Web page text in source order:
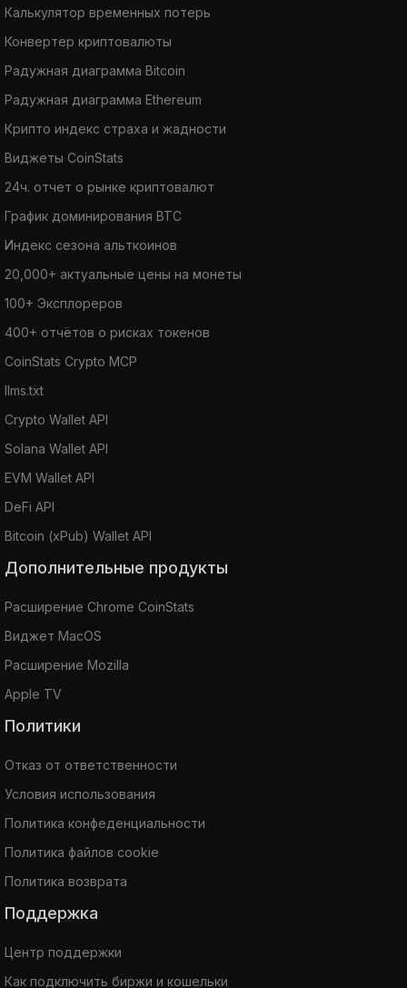
Калькулятор временных потерь
Конвертер криптовалюты
Радужная диаграмма Bitcoin
Радужная диаграмма Ethereum
Крипто индекс страха и жадности
Виджеты CoinStats
24ч. отчет о рынке криптовалют
График доминирования BTC
Индекс сезона альткоинов
20,000+ актуальные цены на монеты
100+ Эксплореров
400+ отчётов о рисках токенов
CoinStats Crypto MCP
llms.txt
Crypto Wallet API
Solana Wallet API
EVM Wallet API
DeFi API
Bitcoin (xPub) Wallet API
Дополнительные продукты
Расширение Chrome CoinStats
Виджет MacOS
Расширение Mozilla
Apple TV
Политики
Отказ от ответственности
Условия использования
Политика конфеденциальности
Политика файлов cookie
Политика возврата
Поддержка
Центр поддержки
Как подключить биржи и кошельки